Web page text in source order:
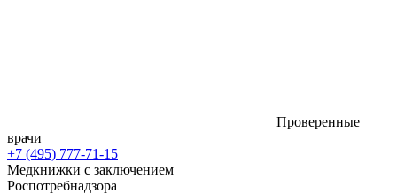
Проверенные
врачи
+7 (495) 777-71-15
Медкнижки с заключением
Роспотребнадзора